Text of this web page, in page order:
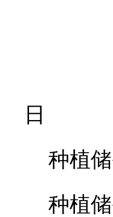
日
种植
种植